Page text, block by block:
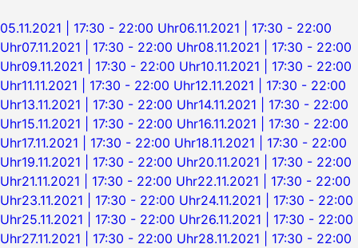
05.11.2021 | 17:30 - 22:00 Uhr06.11.2021 | 17:30 - 22:00
Uhr07.11.2021 | 17:30 - 22:00 Uhr08.11.2021 | 17:30 - 22:00
Uhr09.11.2021 | 17:30 - 22:00 Uhr10.11.2021 | 17:30 - 22:00
Uhr11.11.2021 | 17:30 - 22:00 Uhr12.11.2021 | 17:30 - 22:00
Uhr13.11.2021 | 17:30 - 22:00 Uhr14.11.2021 | 17:30 - 22:00
Uhr15.11.2021 | 17:30 - 22:00 Uhr16.11.2021 | 17:30 - 22:00
Uhr17.11.2021 | 17:30 - 22:00 Uhr18.11.2021 | 17:30 - 22:00
Uhr19.11.2021 | 17:30 - 22:00 Uhr20.11.2021 | 17:30 - 22:00
Uhr21.11.2021 | 17:30 - 22:00 Uhr22.11.2021 | 17:30 - 22:00
Uhr23.11.2021 | 17:30 - 22:00 Uhr24.11.2021 | 17:30 - 22:00
Uhr25.11.2021 | 17:30 - 22:00 Uhr26.11.2021 | 17:30 - 22:00
Uhr27.11.2021 | 17:30 - 22:00 Uhr28.11.2021 | 17:30 - 22:00